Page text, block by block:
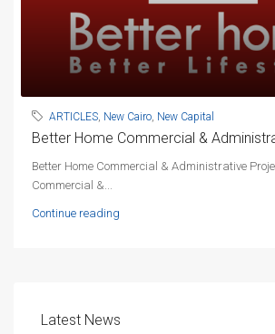
ARTICLES, New Cairo, New Capital
Better Home Commercial &
Better Home Commercial & Administrative
Commercial &...
Continue reading
Latest News